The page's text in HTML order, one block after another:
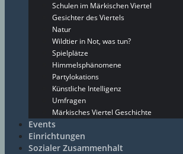
Schulen im Märkischen Viertel
Gesichter des Viertels
Natur
Wildtier in Not, was tun?
Spielplätze
Himmelsphänomene
Partylokations
Künstliche Intelligenz
Umfragen
Märkisches Viertel Geschichte
Events
Einrichtungen
Sozialer Zusammenhalt